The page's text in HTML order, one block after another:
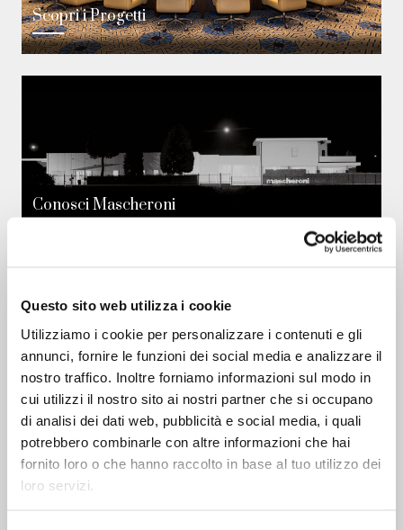
Questo sito web utilizza i cookie
Utilizziamo i cookie per personalizzare i contenuti e gli
annunci, fornire le funzioni dei social media e analizzare il
nostro traffico. Inoltre forniamo informazioni sul modo in
cui utilizzi il nostro sito ai nostri partner che si occupano
di analisi dei dati web, pubblicità e social media, i quali
potrebbero combinarle con altre informazioni che hai
fornito loro o che hanno raccolto in base al tuo utilizzo dei
loro servizi.
Scopri i Progetti
Conosci Mascheroni